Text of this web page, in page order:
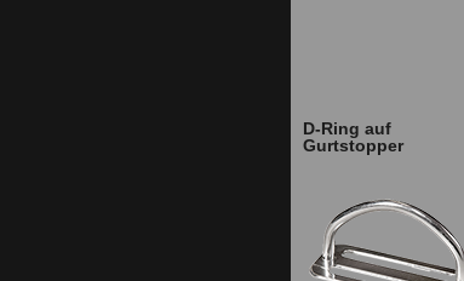
D-Ring auf
Gurtstopper